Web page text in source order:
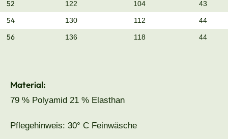
52 122 104 43
54 130 112 44
56 136 118 44
Material:
79 % Polyamid 21 % Elasthan
Pflegehinweis: 30° C Feinwäsche